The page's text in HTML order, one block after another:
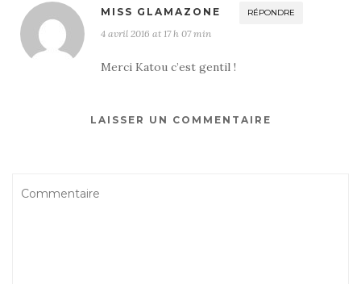
MISS GLAMAZONE RÉPONDRE
4 avril 2016 at 17 h 07 min
Merci Katou c’est gentil !
LAISSER UN COMMENTAIRE